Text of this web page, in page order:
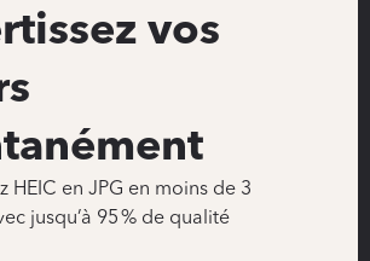
vos
HEIC en JPG en moins de 3
jusqu’à 95 % de qualité